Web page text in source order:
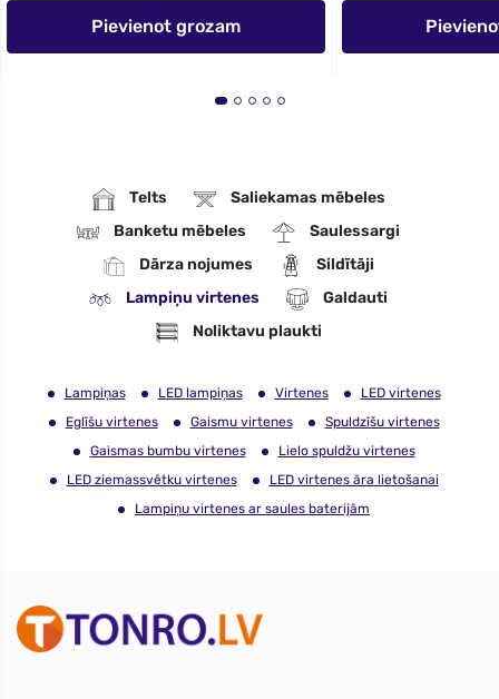
Pievienot grozam
Telts
Saliekamas mēbeles
Banketu mēbeles
Saulessargi
Dārza nojumes
Sildītāji
Lampiņu virtenes
Galdauti
Noliktavu plaukti
Lampiņas LED lampiņas Virtenes
LED virtenes
Eglīšu virtenes
Gaismu virtenes
Spuldzīšu virtenes
Gaismas bumbu virtenes
Lielo spuldžu virtenes
LED ziemassvētku virtenes
LED virtenes āra lietošanai
Lampiņu virtenes ar saules baterijām